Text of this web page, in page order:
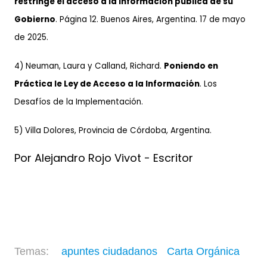
Gobierno. Página 12. Buenos Aires, Argentina. 17 de mayo
de 2025.
4) Neuman, Laura y Calland, Richard. Poniendo en
Práctica le Ley de Acceso a la Información. Los
Desafíos de la Implementación.
5) Villa Dolores, Provincia de Córdoba, Argentina.
Por Alejandro Rojo Vivot - Escritor
apuntes ciudadanos Carta Orgánica